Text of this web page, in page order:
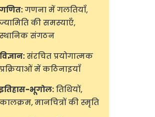
गणित:गणना में गलतियाँ,
ज्यामिति की समस्याएँ,
संगठन
विज्ञान:संरचित प्रयोगात्मक
प्रक्रियाओं में कठिनाइयाँ
इतिहास-भूगोल:तिथियों,
कालक्रम, मानचित्रों की स्मृति